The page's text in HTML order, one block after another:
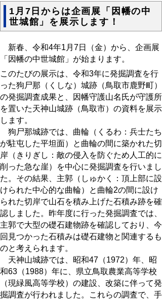
1月7日からは企画展「因幡の中
世城館」を展示します！
新春、令和4年1月7日（金）から、企画展
「因幡の中世城館」が始まります。
このたびの展示は、令和3年に発掘調査を行
った狗尸那（くしな）城跡（鳥取市鹿野町）
の発掘調査成果と、因幡守護山名氏が守護所
を置いた天神山城跡（鳥取市）の資料を展示
します。
狗尸那城跡では、曲輪（くるわ：兵士たち
が駐屯した平坦面）と曲輪の間に築かれた切
岸（きりぎし：敵の侵入を防ぐため人工的に
削った急な崖）を中心に発掘調査を行いまし
た。その結果、主郭（しゅかく：頂上部に設
けられた中心的な曲輪）と曲輪2の間に設け
られた切岸で山石を積み上げた石積み跡を確
認しました。昨年度に行った発掘調査では、
主郭で大型の礎石建物跡を確認しており、今
回見つかった石積みは礎石建物と関連するも
のと考えられます。
天神山城跡では、昭和47（1972）年、昭
和63（1988）年に、県立鳥取農業高等学校
（現緑風高等学校）の建設、改築に伴って発
掘調査が行われました。これらの調査で、手